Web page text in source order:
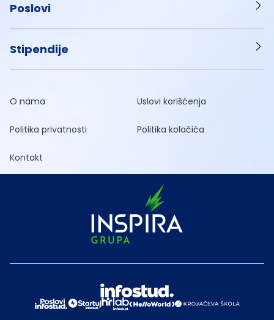
Poslovi
Stipendije
O nama Uslovi korišćenja
Politika privatnosti Politika kolačića
Kontakt